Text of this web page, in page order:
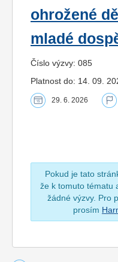
ohrožené
mladé
Číslo výzvy: 085
Platnost do: 14. 09.
29. 6. 2026
Pokud je tato
že k tomuto tématu
žádné výzvy. Pro
prosím